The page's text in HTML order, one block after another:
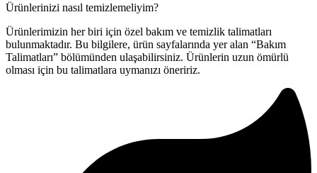
Ürünlerinizi nasıl temizlemeliyim?
Ürünlerimizin her biri için özel bakım ve temizlik talimatları
bulunmaktadır. Bu bilgilere, ürün sayfalarında yer alan “Bakım
Talimatları” bölümünden ulaşabilirsiniz. Ürünlerin uzun ömürlü
olması için bu talimatlara uymanızı öneririz.